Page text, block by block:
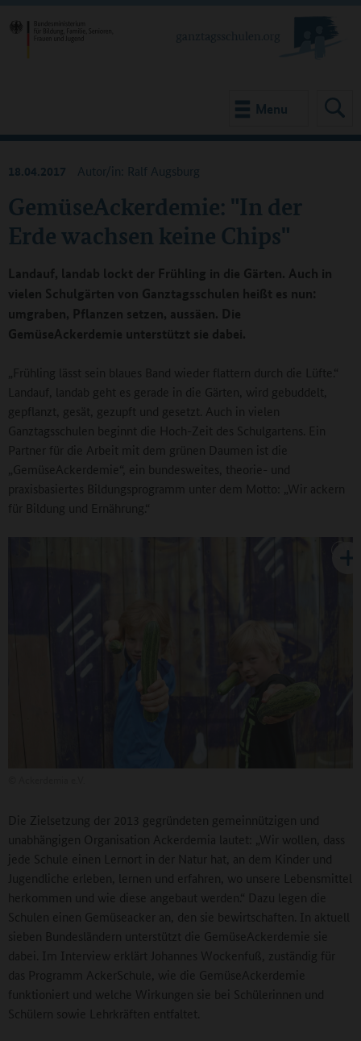
Menu
GemüseAckerdemie: "In der
Erde wachsen keine Chips"
18.04.2017 Autor/in: Ralf Augsburg
Landauf, landab lockt der Frühling in die Gärten. Auch in
vielen Schulgärten von Ganztagsschulen heißt es nun:
umgraben, Pflanzen setzen, aussäen. Die
GemüseAckerdemie unterstützt sie dabei.
„Frühling lässt sein blaues Band wieder flattern durch die Lüfte.“
Landauf, landab geht es gerade in die Gärten, wird gebuddelt,
gepflanzt, gesät, gezupft und gesetzt. Auch in vielen
Ganztagsschulen beginnt die Hoch-Zeit des Schulgartens. Ein
Partner für die Arbeit mit dem grünen Daumen ist die
„GemüseAckerdemie“, ein bundesweites, theorie- und
praxisbasiertes Bildungsprogramm unter dem Motto: „Wir ackern
für Bildung und Ernährung.“
Die Zielsetzung der 2013 gegründeten gemeinnützigen und
unabhängigen Organisation Ackerdemia lautet: „Wir wollen, dass
jede Schule einen Lernort in der Natur hat, an dem Kinder und
Jugendliche erleben, lernen und erfahren, wo unsere Lebensmittel
herkommen und wie diese angebaut werden.“ Dazu legen die
Schulen einen Gemüseacker an, den sie bewirtschaften. In aktuell
sieben Bundesländern unterstützt die GemüseAckerdemie sie
dabei. Im Interview erklärt Johannes Wockenfuß, zuständig für
das Programm AckerSchule, wie die GemüseAckerdemie
funktioniert und welche Wirkungen sie bei Schülerinnen und
Schülern sowie Lehrkräften entfaltet.